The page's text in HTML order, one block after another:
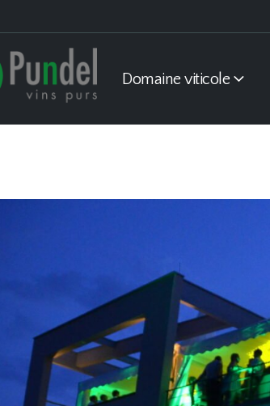
Domaine viticole